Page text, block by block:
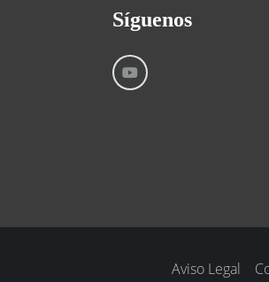
Síguenos
Aviso Legal